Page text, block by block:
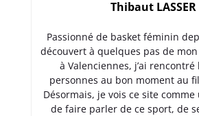
Thibaut LASSER
Passionné de basket féminin
découvert à quelques pas de
à Valenciennes, j’ai rencontré
personnes au bon moment au
Désormais, je vois ce site
de faire parler de ce sport, de